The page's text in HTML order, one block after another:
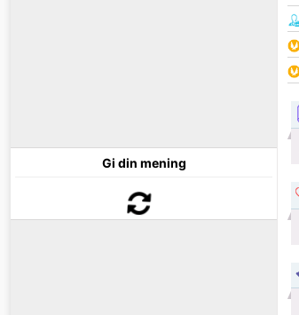
Gi din mening